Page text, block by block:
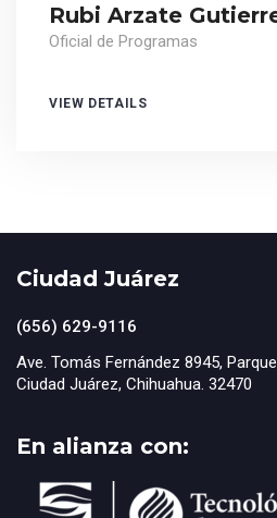
Rubi Arzate
Oficial de Programas
VIEW DETAILS
Ciudad Juárez
(656) 629-9116
Ave. Tomás Fernández 8945,
Ciudad Juárez, Chihuahua. 32470
En alianza con: